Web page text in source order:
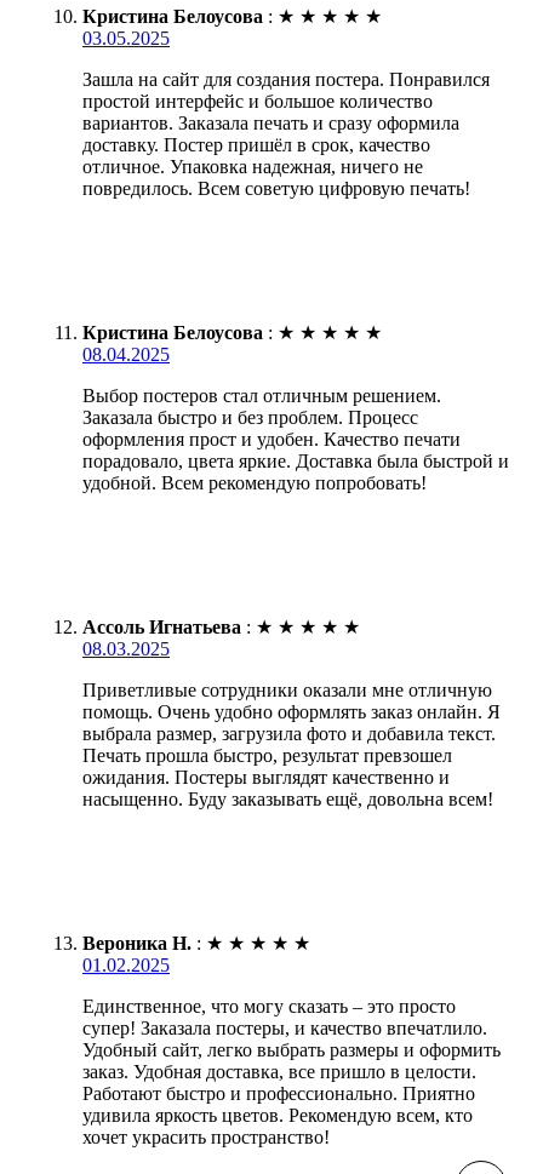
Кристина Белоусова : ★ ★ ★ ★ ★
03.05.2025
Зашла на сайт для создания постера. Понравился
простой интерфейс и большое количество
вариантов. Заказала печать и сразу оформила
доставку. Постер пришёл в срок, качество
отличное. Упаковка надежная, ничего не
повредилось. Всем советую цифровую печать!
Кристина Белоусова : ★ ★ ★ ★ ★
08.04.2025
Выбор постеров стал отличным решением.
Заказала быстро и без проблем. Процесс
оформления прост и удобен. Качество печати
порадовало, цвета яркие. Доставка была быстрой и
удобной. Всем рекомендую попробовать!
Ассоль Игнатьева : ★ ★ ★ ★ ★
08.03.2025
Приветливые сотрудники оказали мне отличную
помощь. Очень удобно оформлять заказ онлайн. Я
выбрала размер, загрузила фото и добавила текст.
Печать прошла быстро, результат превзошел
ожидания. Постеры выглядят качественно и
насыщенно. Буду заказывать ещё, довольна всем!
Вероника Н. : ★ ★ ★ ★ ★
01.02.2025
Единственное, что могу сказать – это просто
супер! Заказала постеры, и качество впечатлило.
Удобный сайт, легко выбрать размеры и оформить
заказ. Удобная доставка, все пришло в целости.
Работают быстро и профессионально. Приятно
удивила яркость цветов. Рекомендую всем, кто
хочет украсить пространство!